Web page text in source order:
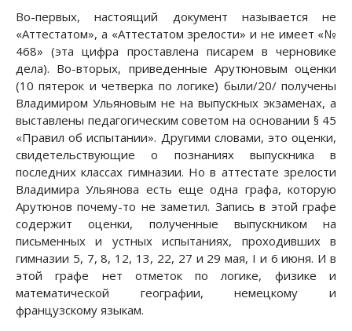
Во-первых, настоящий документ называется не
«Аттестатом», а «Аттестатом зрелости» и не имеет «№
468» (эта цифра проставлена писарем в черновике
дела). Во-вторых, приведенные Арутюновым оценки
(10 пятерок и четверка по логике) были/20/ получены
Владимиром Ульяновым не на выпускных экзаменах, а
выставлены педагогическим советом на основании § 45
«Правил об испытании». Другими словами, это оценки,
свидетельствующие о познаниях выпускника в
последних классах гимназии. Но в аттестате зрелости
Владимира Ульянова есть еще одна графа, которую
Арутюнов почему-то не заметил. Запись в этой графе
содержит оценки, полученные выпускником на
письменных и устных испытаниях, проходивших в
гимназии 5, 7, 8, 12, 13, 22, 27 и 29 мая, I и 6 июня. И в
этой графе нет отметок по логике, физике и
математической географии, немецкому и
французскому языкам.